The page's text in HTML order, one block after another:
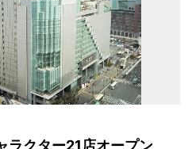
ラクター21店オープン